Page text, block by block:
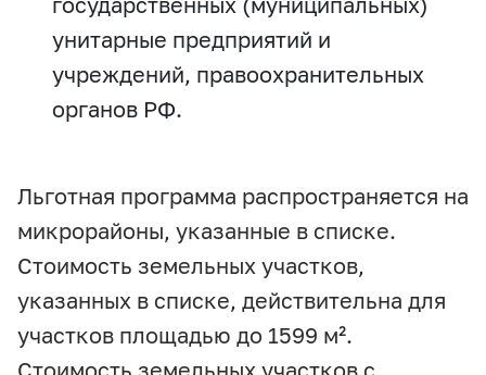
унитарные предприятий и
учреждений, правоохранительных
органов РФ.
Льготная программа распространяется на
микрорайоны, указанные в списке.
Стоимость земельных участков,
указанных в списке, действительна для
участков площадью до 1599 м².
Стоимость земельных участков с